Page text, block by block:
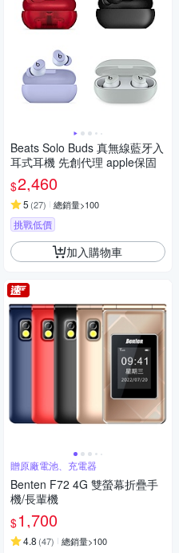
Beats Solo Buds 真無線藍牙入
耳式耳機 先創代理 apple保固
$2,460
5 (27) 總銷量>100
挑戰低價
加入購物車
贈原廠電池、充電器
Benten F72 4G 雙螢幕折疊手
機/長輩機
$1,700
4.8 (47) 總銷量>100